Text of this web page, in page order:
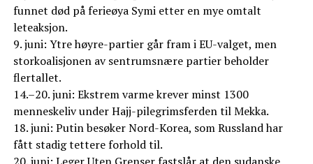
funnet død på ferieøya Symi etter en mye omtalt
leteaksjon.
9. juni: Ytre høyre-partier går fram i EU-valget, men
storkoalisjonen av sentrumsnære partier beholder
flertallet.
14.–20. juni: Ekstrem varme krever minst 1300
menneskeliv under Hajj-pilegrimsferden til Mekka.
18. juni: Putin besøker Nord-Korea, som Russland har
fått stadig tettere forhold til.